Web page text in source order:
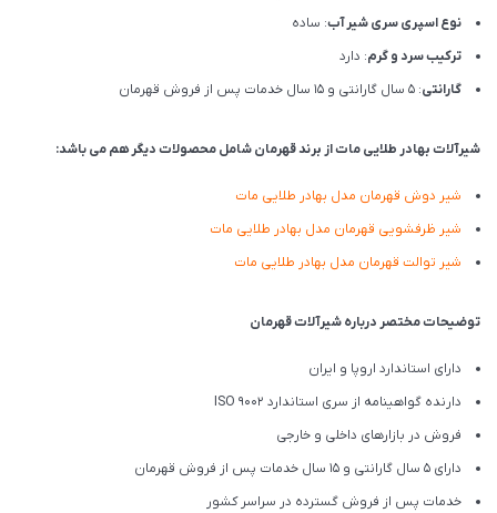
نوع اسپری سری شیر آب: ساده
ترکیب سرد و گرم: دارد
گارانتی: 5 سال گارانتی و 15 سال خدمات پس از فروش قهرمان
شیرآلات بهادر طلایی مات از برند قهرمان شامل محصولات دیگر هم می باشد:
شیر دوش قهرمان مدل بهادر طلایی مات
شیر ظرفشویی قهرمان مدل بهادر طلایی مات
شیر توالت قهرمان مدل بهادر طلایی مات
توضیحات مختصر درباره شیرآلات قهرمان
دارای استاندارد اروپا و ایران
دارنده گواهینامه از سری استاندارد ISO 9002
فروش در بازارهای داخلی و خارجی
دارای 5 سال گارانتی و 15 سال خدمات پس از فروش قهرمان
خدمات پس از فروش گسترده در سراسر کشور